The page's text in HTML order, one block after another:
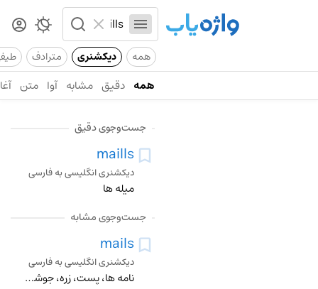
همه دیکشنری مترادف
همه دقیق مشابه آوا متن
جست‌وجوی دقیق
maills
دیکشنری انگلیسی به فارسی
میله ها
جست‌وجوی مشابه
mails
دیکشنری انگلیسی به فارسی
نامه ها، پست، زره، جوشن، چاپار، زرهدار کردن، با پست فرستادن